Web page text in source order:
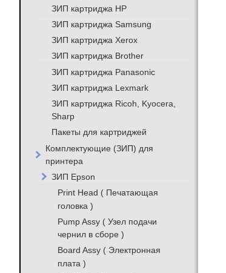
ЗИП картриджа HP
ЗИП картриджа Samsung
ЗИП картриджа Xerox
ЗИП картриджа Brother
ЗИП картриджа Panasonic
ЗИП картриджа Lexmark
ЗИП картриджа Ricoh, Kyocera,
Sharp
Пакеты для картриджей
Комплектующие (ЗИП) для
принтера
ЗИП Epson
Print Head ( Печатающая
головка )
Pump Assy ( Узел подачи
чернил в сборе )
Board Assy ( Электронная
плата )